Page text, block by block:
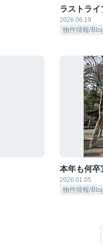
ラストライ
2026.06.19
物件情報/
本年も何卒
2026.01.05
物件情報/